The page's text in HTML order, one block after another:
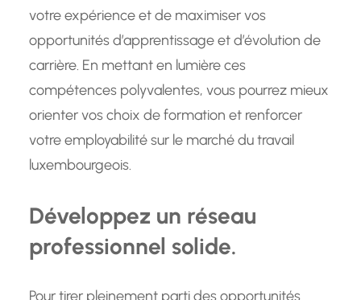
votre expérience et de maximiser vos
opportunités d’apprentissage et d’évolution de
carrière. En mettant en lumière ces
compétences polyvalentes, vous pourrez mieux
orienter vos choix de formation et renforcer
votre employabilité sur le marché du travail
luxembourgeois.
Développez un réseau
professionnel solide.
Pour tirer pleinement parti des opportunités